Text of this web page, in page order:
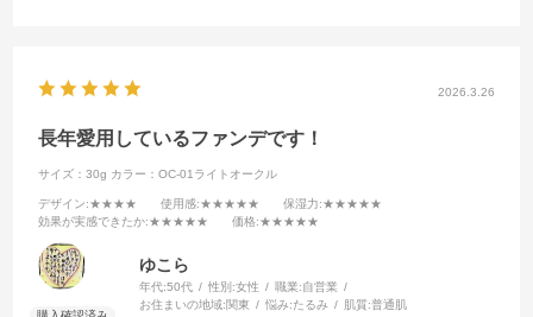
2026.3.26
長年愛用しているファンデです！
サイズ：30g カラー：OC-01ライトオークル
デザイン:★★★★ 使用感:★★★★★ 保湿力:★★★★★
効果が実感できたか:★★★★★ 価格:★★★★★
ゆこら
年代:50代 性別:女性 職業:自営業
お住まいの地域:関東 悩み:たるみ 肌質:普通肌